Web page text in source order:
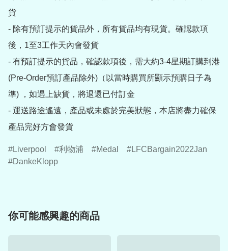
貨
- 除有預訂提示的貨品外，所有貨品均有現貨。確認款項
後，1至3工作天內會發貨
- 有預訂提示的貨品，確認款項後，需大約3-4星期訂購到港
(Pre-Order預訂產品除外)（以當時購買所顯示預購日子為
準) ，如遇上缺貨，將退還已付訂金
- 運送路途遙遠，產品或未處於完美狀態，本店將盡力確保
產品完好方會發貨
Liverpool 利物浦 Medal
LFCBargain2022Jan
DankeKlopp
你可能感興趣的商品